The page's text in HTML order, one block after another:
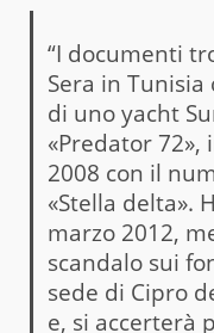
“I documenti
Sera in
di uno yacht
«Predator
2008 con il
«Stella delta».
marzo 2012,
scandalo sui
sede di Cipro
e, si accerterà